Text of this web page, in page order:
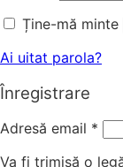
Ține-mă minte
Ai uitat parola?
Înregistrare
Adresă email *
Va fi trimisă o